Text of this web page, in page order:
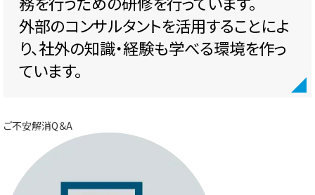
外部のコンサルタントを活用することによ
り、社外の知識・経験も学べる環境を作っ
ています。
ご不安解消Q＆A